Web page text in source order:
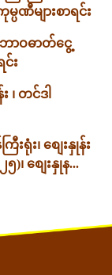
ပဏီများစာရင်း
ဘာဝဓာတ်ငွေ့
င်း
၊ တင်ဒါ
းရုံး၊ စျေးနှုန်း
)၊ စျေးနှုန...